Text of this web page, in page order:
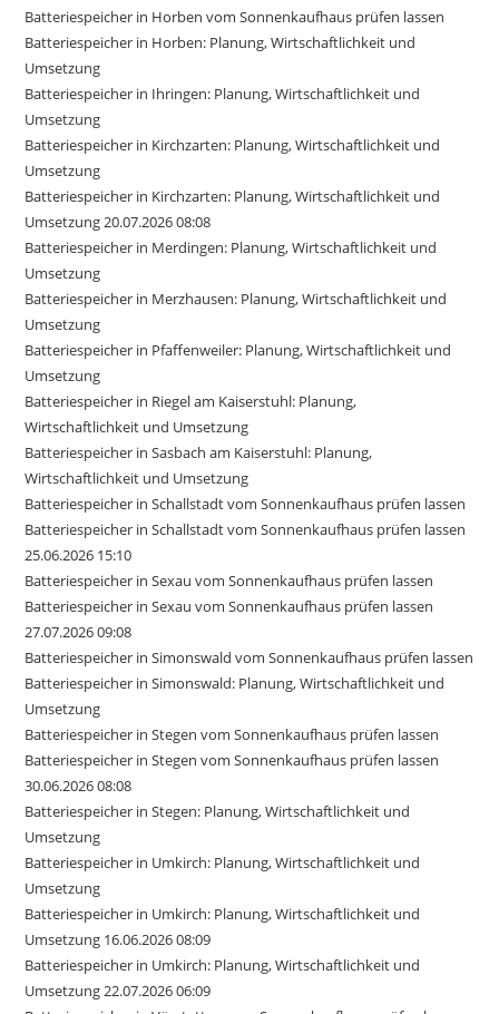
Batteriespeicher in Horben vom Sonnenkaufhaus prüfen lassen
Batteriespeicher in Horben: Planung, Wirtschaftlichkeit und
Umsetzung
Batteriespeicher in Ihringen: Planung, Wirtschaftlichkeit und
Umsetzung
Batteriespeicher in Kirchzarten: Planung, Wirtschaftlichkeit und
Umsetzung
Batteriespeicher in Kirchzarten: Planung, Wirtschaftlichkeit und
Umsetzung 20.07.2026 08:08
Batteriespeicher in Merdingen: Planung, Wirtschaftlichkeit und
Umsetzung
Batteriespeicher in Merzhausen: Planung, Wirtschaftlichkeit und
Umsetzung
Batteriespeicher in Pfaffenweiler: Planung, Wirtschaftlichkeit und
Umsetzung
Batteriespeicher in Riegel am Kaiserstuhl: Planung,
Wirtschaftlichkeit und Umsetzung
Batteriespeicher in Sasbach am Kaiserstuhl: Planung,
Wirtschaftlichkeit und Umsetzung
Batteriespeicher in Schallstadt vom Sonnenkaufhaus prüfen lassen
Batteriespeicher in Schallstadt vom Sonnenkaufhaus prüfen lassen
25.06.2026 15:10
Batteriespeicher in Sexau vom Sonnenkaufhaus prüfen lassen
Batteriespeicher in Sexau vom Sonnenkaufhaus prüfen lassen
27.07.2026 09:08
Batteriespeicher in Simonswald vom Sonnenkaufhaus prüfen lassen
Batteriespeicher in Simonswald: Planung, Wirtschaftlichkeit und
Umsetzung
Batteriespeicher in Stegen vom Sonnenkaufhaus prüfen lassen
Batteriespeicher in Stegen vom Sonnenkaufhaus prüfen lassen
30.06.2026 08:08
Batteriespeicher in Stegen: Planung, Wirtschaftlichkeit und
Umsetzung
Batteriespeicher in Umkirch: Planung, Wirtschaftlichkeit und
Umsetzung
Batteriespeicher in Umkirch: Planung, Wirtschaftlichkeit und
Umsetzung 16.06.2026 08:09
Batteriespeicher in Umkirch: Planung, Wirtschaftlichkeit und
Umsetzung 22.07.2026 06:09